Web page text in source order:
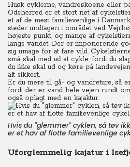
Husk cyklerne, vandreskoene eller
Odsherred er et stort net af
et af de mest familievenlige i
steder undtagen i området ved
højeste punkt, og mange af
langs vandet. Der er imponerende
sig umage for at fare vild.
små skal med ud at cykle, fordi du
du ikke skal ud og køre på
alt sikkert.
Er du mere til gå- og vandreture, så
fordi der er vand hele vejen rundt
også oplagt med en kajaktur.
Hvis du "glemmer" cyklen, så tøv
er et hav af flotte familievenlige
Uforglemmelig kajatur i